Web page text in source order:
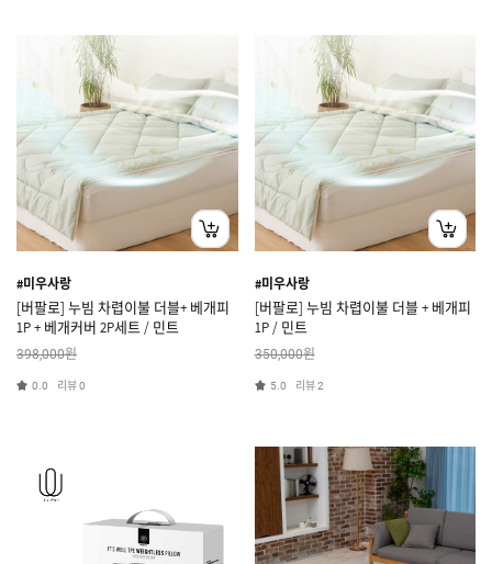
#미우사랑
[버팔로] 누빔 차렵이불 더블+ 베개피
1P + 베개커버 2P세트 / 민트
398,000원
0.0 리뷰0
#미우사랑
[버팔로] 누빔 차렵이불 더블 + 베개피
1P / 민트
350,000원
5.0 리뷰2